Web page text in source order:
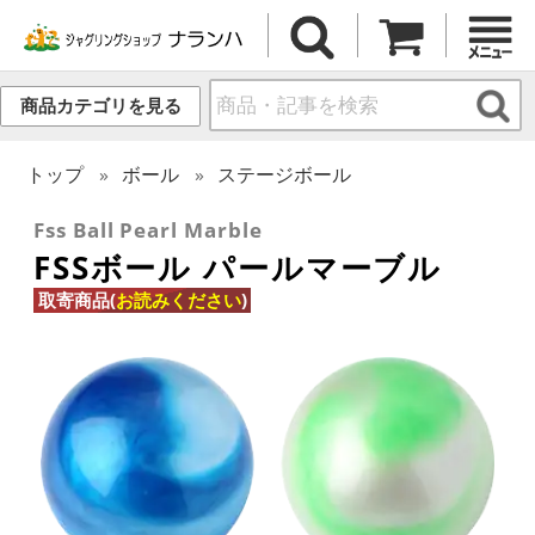
商品カテゴリを見る
トップ ボール ステージボール
Fss Ball Pearl Marble
FSSボール パールマーブル
取寄商品(お読みください)